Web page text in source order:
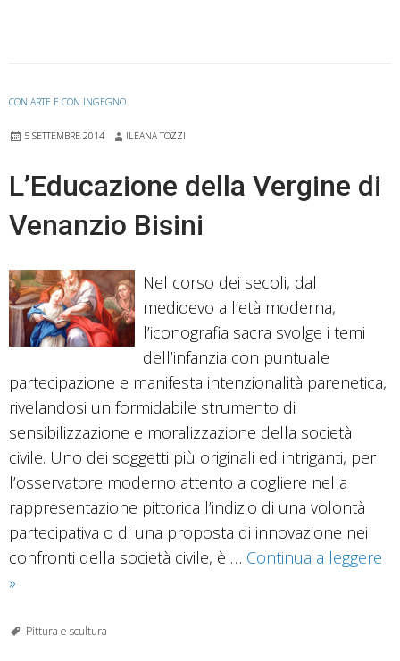
CON ARTE E CON INGEGNO
5 SETTEMBRE 2014 ILEANA TOZZI
L’Educazione della Vergine di
Venanzio Bisini
Nel corso dei secoli, dal
medioevo all’età moderna,
l’iconografia sacra svolge i temi
dell’infanzia con puntuale
partecipazione e manifesta intenzionalità parenetica,
rivelandosi un formidabile strumento di
sensibilizzazione e moralizzazione della società
civile. Uno dei soggetti più originali ed intriganti, per
l’osservatore moderno attento a cogliere nella
rappresentazione pittorica l’indizio di una volontà
partecipativa o di una proposta di innovazione nei
confronti della società civile, è … Continua a leggere
L’Educazione
Vergine
»
Pittura e scultura